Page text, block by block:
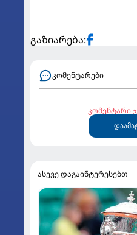
გაზიარება:
კომენტარები
კომენტარი
ასევე დაგაინტერესებთ